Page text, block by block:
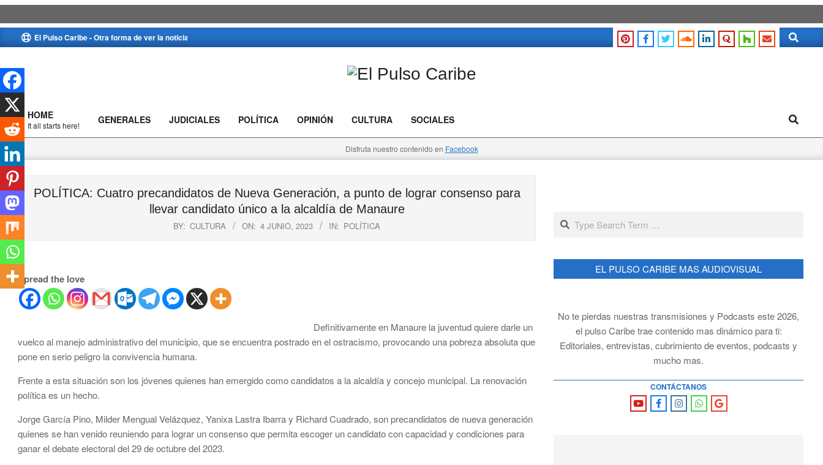
to
El Pulso Caribe - Otra forma de ver la noticia Search
Caribe
Primary
Navigation
Menu
HOME
It all starts here! GENERALES JUDICIALES POLÍTICA OPINIÓN CULTURA SOCIALES Search
Disfruta nuestro contenido en Facebook
POLÍTICA: Cuatro precandidatos de Nueva Generación, a punto de lograr consenso para
llevar candidato único a la alcaldía de Manaure
BY: CULTURA ON: 4 JUNIO, 2023 IN: POLÍTICA
Spread the love
Definitivamente en Manaure la juventud quiere darle un
vuelco al manejo administrativo del municipio, que se encuentra postrado en el ostracismo, provocando una pobreza absoluta que
pone en serio peligro la convivencia humana.
Frente a esta situación son los jóvenes quienes han emergido como candidatos a la alcaldía y concejo municipal. La renovación
política es un hecho.
Jorge García Pino, Milder Mengual Velázquez, Yanixa Lastra Ibarra y Richard Cuadrado, son precandidatos de nueva generación
quienes se han venido reuniendo para lograr un consenso que permita escoger un candidato con capacidad y condiciones para
ganar el debate electoral del 29 de octubre del 2023.
Search
EL PULSO CARIBE MAS AUDIOVISUAL
No te pierdas nuestras transmisiones y Podcasts este 2026,
el pulso Caribe trae contenido mas dinámico para ti:
Editoriales, entrevistas, cubrimiento de eventos, podcasts y
mucho mas.
CONTÁCTANOS